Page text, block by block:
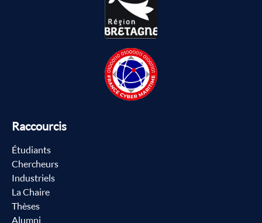
Raccourcis
Étudiants
Chercheurs
Industriels
La Chaire
Thèses
Alumni